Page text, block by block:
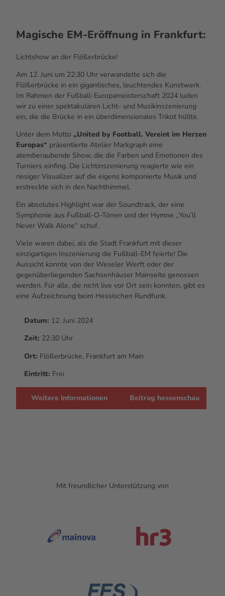
Magische EM-Eröffnung in Frankfurt:
Lichtshow an der Flößerbrücke!
Am 12. Juni um 22:30 Uhr verwandelte sich die
Flößerbrücke in ein gigantisches, leuchtendes Kunstwerk.
Im Rahmen der Fußball-Europameisterschaft 2024 luden
wir zu einer spektakulären Licht- und Musikinszenierung
ein, die die Brücke in ein überdimensionales Trikot hüllte.
Unter dem Motto „United by Football. Vereint im Herzen
Europas“ präsentierte Atelier Markgraph eine
atemberaubende Show, die die Farben und Emotionen des
Turniers einfing. Die Lichtinszenierung reagierte wie ein
riesiger Visualizer auf die eigens komponierte Musik und
erstreckte sich in den Nachthimmel.
Ein absolutes Highlight war der Soundtrack, der eine
Symphonie aus Fußball-O-Tönen und der Hymne „You’ll
Never Walk Alone“ schuf.
Viele waren dabei, als die Stadt Frankfurt mit dieser
einzigartigen Inszenierung die Fußball-EM feierte! Die
Aussicht konnte von der Weseler Werft oder der
gegenüberliegenden Sachsenhäuser Mainseite genossen
werden. Für alle, die nicht live vor Ort sein konnten, gibt es
eine Aufzeichnung beim Hessischen Rundfunk.
Datum: 12. Juni 2024
Zeit: 22:30 Uhr
Ort: Flößerbrücke, Frankfurt am Main
Eintritt: Frei
Weitere Informationen Beitrag hessenschau
Mit freundlicher Unterstützung von